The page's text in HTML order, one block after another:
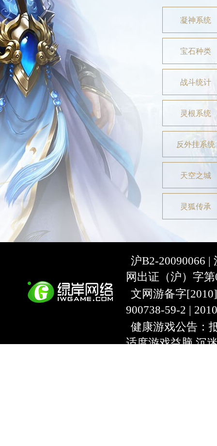
凝神系统
宝石种类
战斗统计
灵根系统
反外挂系统
天空之城
灵狐传承
沪B2-20090066 |
网出证（沪）字
文网游备字
900738-59-2 |
健康游戏公告：
适度游戏益脑 沉